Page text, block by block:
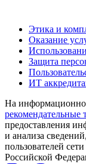
Этика и
Оказание
Защита
ИТ
На
рекомендательные
предоставления
и анализа
пользователей
Российской